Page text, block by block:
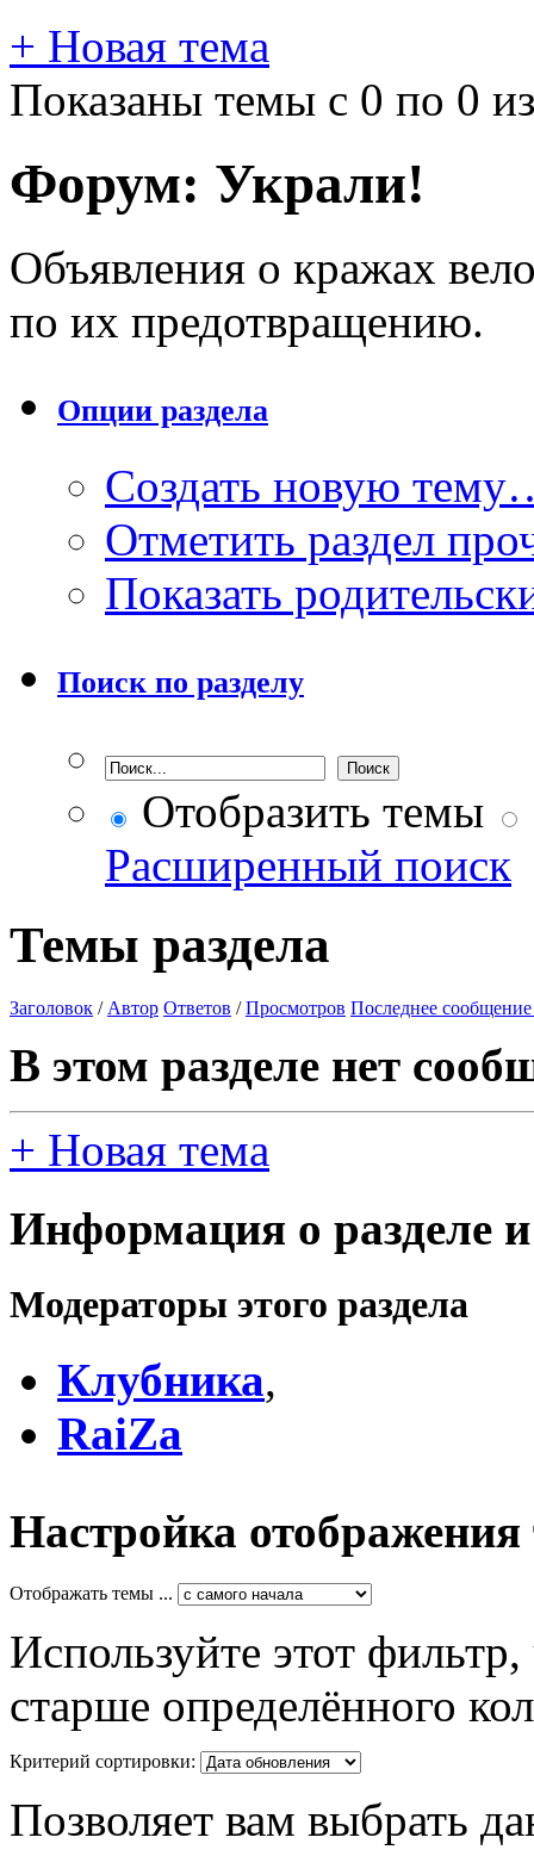
+ Новая тема
Показаны темы с 0 по 0
Форум: Украли!
Объявления о кражах
по их предотвращению.
Опции раздела
Создать новую
Отметить раздел
Показать
Поиск по разделу
Отобразить темы
Расширенный поиск
Темы раздела
Заголовок / Автор Ответов /Просмотров Последнее сообщение
В этом разделе нет
+ Новая тема
Информация о разделе
Модераторы этого раздела
Клубника,
RaiZa
Настройка отображения
Отображать темы ...
Используйте этот
старше определённого
Критерий сортировки:
Позволяет вам выбрать